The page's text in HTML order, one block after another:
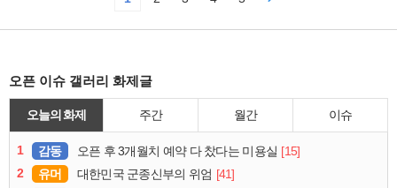
오픈 이슈 갤러리 화제글
오늘의 화제 주간 월간 이슈
1 감동 오픈 후 3개월치 예약 다 찼다는 미용실 [15]
2
유머 대한민국 군종신부의 위엄 [41]